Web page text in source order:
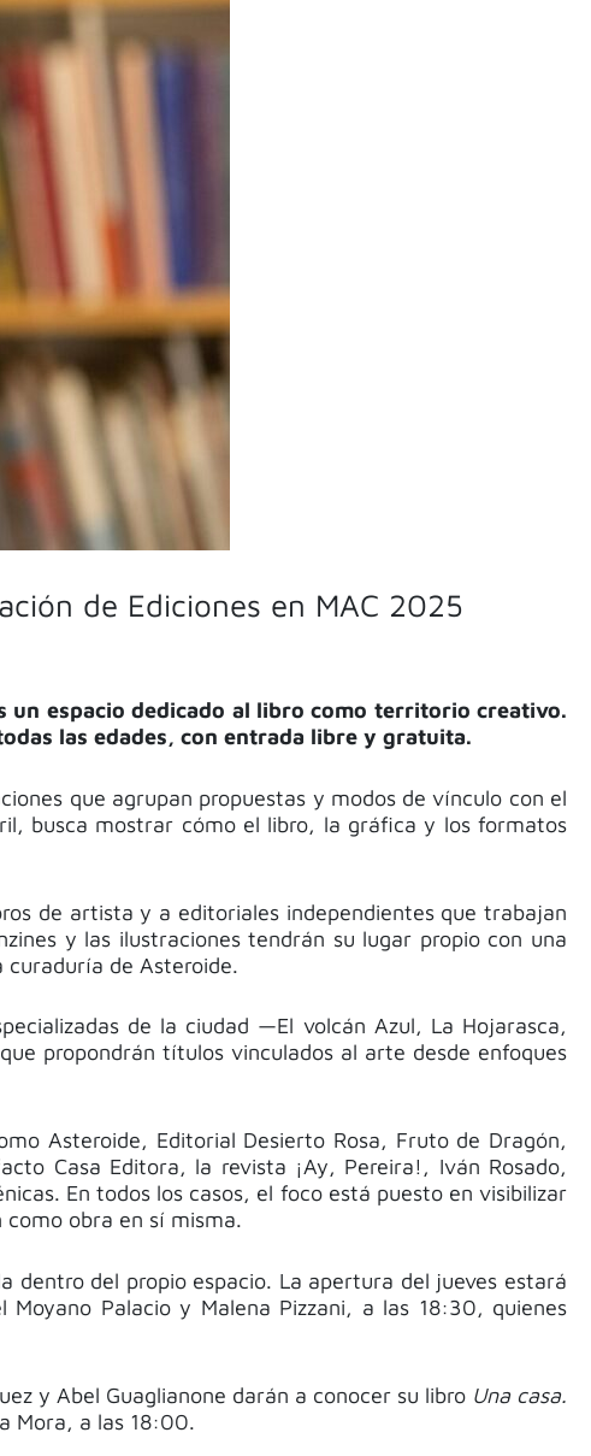
de Ediciones en MAC 2025
un espacio dedicado al libro como territorio creativo.
las edades, con entrada libre y gratuita.
que agrupan propuestas y modos de vínculo con el
busca mostrar cómo el libro, la gráfica y los formatos
de artista y a editoriales independientes que trabajan
y las ilustraciones tendrán su lugar propio con una
curaduría de Asteroide.
de la ciudad —El volcán Azul, La Hojarasca,
propondrán títulos vinculados al arte desde enfoques
Asteroide, Editorial Desierto Rosa, Fruto de Dragón,
Casa Editora, la revista ¡Ay, Pereira!, Iván Rosado,
En todos los casos, el foco está puesto en visibilizar
obra en sí misma.
dentro del propio espacio. La apertura del jueves estará
Palacio y Malena Pizzani, a las 18:30, quienes
y Abel Guaglianone darán a conocer su libro Una casa.
Mora, a las 18:00.